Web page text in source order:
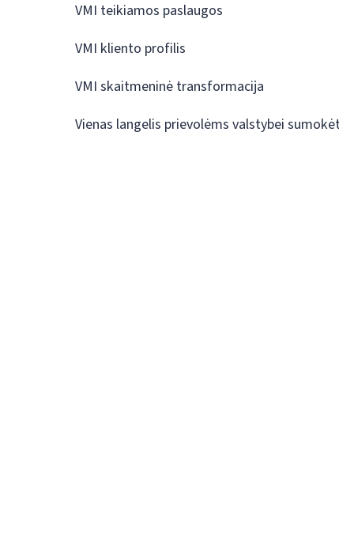
VMI teikiamos paslaugos
VMI kliento profilis
VMI skaitmeninė transformacija
Vienas langelis prievolėms valstybei